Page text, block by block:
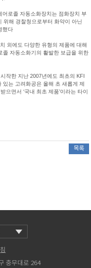
어로졸 자동소화장치는 점화장치 부
위해 경찰청으로부터 화약이 아닌
했다
외에도 다양한 유형의 제품에 대해
졸 자동소화기의 활발한 보급을 위한
작한 지난 2007년에도 최초의 KFI
는 고려화공은 올해 초 새롭게 제
면서 ‘국내 최초 제품’이라는 타이
목록
충무대로 264
경주